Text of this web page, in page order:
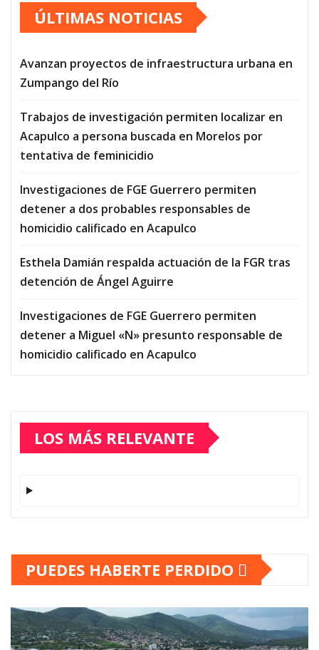
ÚLTIMAS NOTICIAS
Avanzan proyectos de infraestructura urbana en
Zumpango del Río
Trabajos de investigación permiten localizar en
Acapulco a persona buscada en Morelos por
tentativa de feminicidio
Investigaciones de FGE Guerrero permiten
detener a dos probables responsables de
homicidio calificado en Acapulco
Esthela Damián respalda actuación de la FGR tras
detención de Ángel Aguirre
Investigaciones de FGE Guerrero permiten
detener a Miguel «N» presunto responsable de
homicidio calificado en Acapulco
LOS MÁS RELEVANTE
PUEDES HABERTE PERDIDO